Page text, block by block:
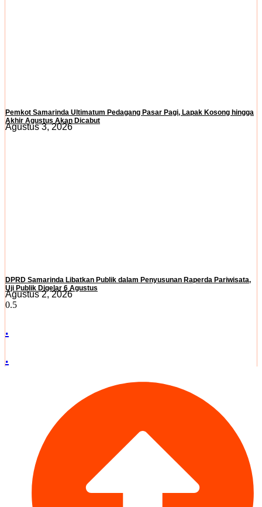
Pemkot Samarinda Ultimatum Pedagang Pasar Pagi, Lapak Kosong hingga
Akhir Agustus Akan Dicabut
Agustus 3, 2026
DPRD Samarinda Libatkan Publik dalam Penyusunan Raperda Pariwisata,
Uji Publik Digelar 6 Agustus
Agustus 2, 2026
.
.